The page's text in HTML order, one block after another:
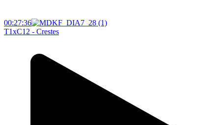
00:27:36
T1xC12 - Crestes